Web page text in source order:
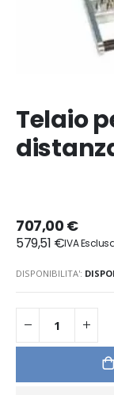
Telaio
707,00 €
579,51 €
DISPONIBILITA':